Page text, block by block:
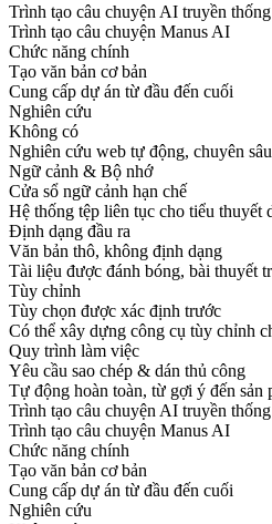
Trình tạo câu chuyện AI truyền thống
Trình tạo câu chuyện Manus AI
Chức năng chính
Tạo văn bản cơ bản
Cung cấp dự án từ đầu đến cuối
Nghiên cứu
Không có
Nghiên cứu web tự động, chuyên sâu
Ngữ cảnh & Bộ nhớ
Cửa sổ ngữ cảnh hạn chế
Hệ thống tệp liên tục cho tiểu thuyết
Định dạng đầu ra
Văn bản thô, không định dạng
Tài liệu được đánh bóng, bài thuyết
Tùy chỉnh
Tùy chọn được xác định trước
Có thể xây dựng công cụ tùy chỉnh
Quy trình làm việc
Yêu cầu sao chép & dán thủ công
Tự động hoàn toàn, từ gợi ý đến sản
Trình tạo câu chuyện AI truyền thống
Trình tạo câu chuyện Manus AI
Chức năng chính
Tạo văn bản cơ bản
Cung cấp dự án từ đầu đến cuối
Nghiên cứu